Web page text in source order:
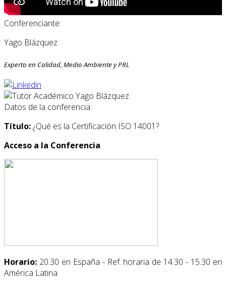
Conferenciante:
Yago Blázquez
Experto en Calidad, Medio Ambiente y PRL
Datos de la conferencia:
Título:¿Qué es la Certificación ISO 14001?
Acceso a la Conferencia
Horario: 20.30 en España - Ref. horaria de 14.30 - 15.30 en
América Latina